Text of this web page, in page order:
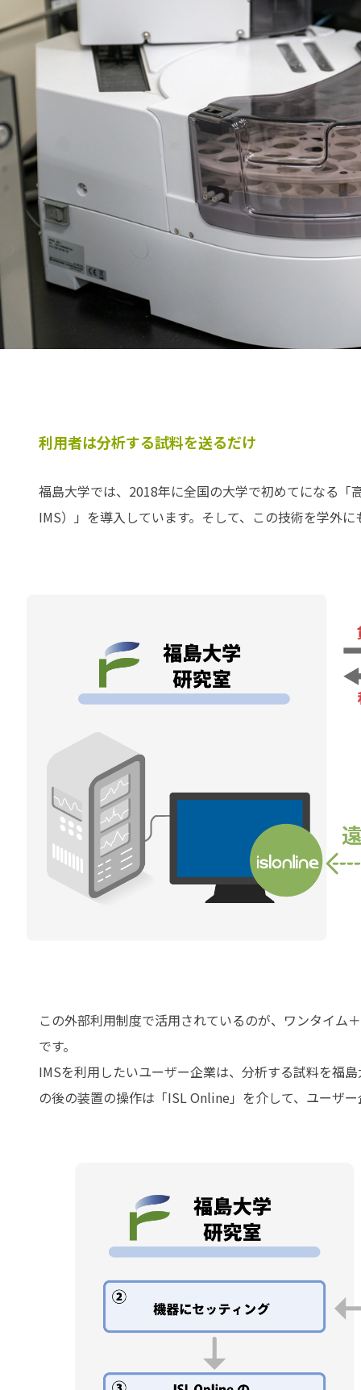
利用者は分析する試料を送るだけ
福島大学では、2018年に全国の大学で初めてになる
IMS）」を導入しています。そして、この技術を学外
この外部利用制度で活用されているのが、ワンタイム
です。
IMSを利用したいユーザー企業は、分析する試料を福
の後の装置の操作は「ISL Online」を介して、ユーザ